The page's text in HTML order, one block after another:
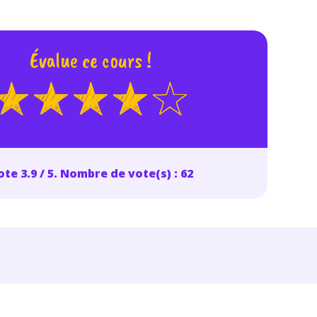
Évalue ce cours !
3.9 / 5. Nombre de vote(s) : 62
progrès
par tchat, audio ou
d'accès sera envoyé à cette adresse e-mail. En renseignant votre e-mail,
myMaxicours, afin que SEJER puisse vous donner accès au service de soutien